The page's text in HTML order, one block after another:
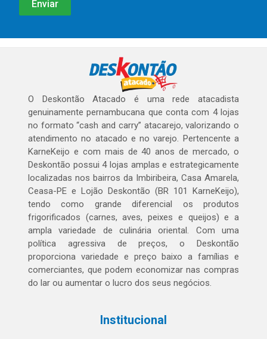
O Deskontão Atacado é uma rede atacadista
genuinamente pernambucana que conta com 4 lojas
no formato “cash and carry” atacarejo, valorizando o
atendimento no atacado e no varejo. Pertencente a
KarneKeijo e com mais de 40 anos de mercado, o
Deskontão possui 4 lojas amplas e estrategicamente
localizadas nos bairros da Imbiribeira, Casa Amarela,
Ceasa-PE e Lojão Deskontão (BR 101 KarneKeijo),
tendo como grande diferencial os produtos
frigorificados (carnes, aves, peixes e queijos) e a
ampla variedade de culinária oriental. Com uma
política agressiva de preços, o Deskontão
proporciona variedade e preço baixo a famílias e
comerciantes, que podem economizar nas compras
do lar ou aumentar o lucro dos seus negócios.
Institucional